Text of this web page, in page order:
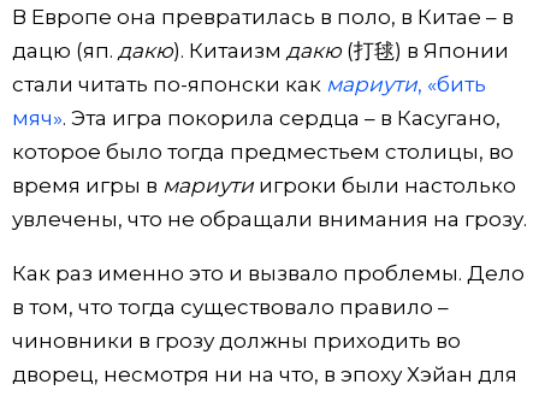
В Европе она превратилась в поло, в Китае – в
дацю (яп. дакю). Китаизм дакю(打毬) в Японии
стали читать по-японски как мариути, «бить
мяч». Эта игра покорила сердца – в Касугано,
которое было тогда предместьем столицы, во
время игры в мариутиигроки были настолько
увлечены, что не обращали внимания на грозу.
Как раз именно это и вызвало проблемы. Дело
в том, что тогда существовало правило –
чиновники в грозу должны приходить во
дворец, несмотря ни на что, в эпоху Хэйан для